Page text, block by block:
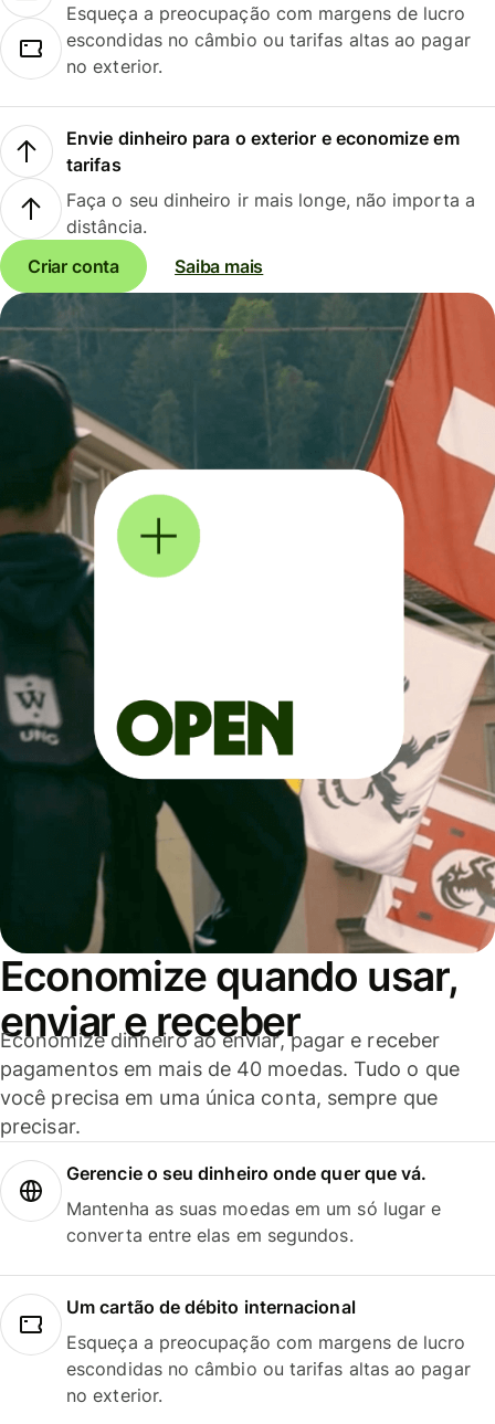
Esqueça a preocupação com margens de lucro
escondidas no câmbio ou tarifas altas ao pagar
no exterior.
Envie dinheiro para o exterior e economize em
tarifas
Faça o seu dinheiro ir mais longe, não importa a
distância.
Criar conta
Saiba mais
Economize quando usar,
enviar e receber
Economize dinheiro ao enviar, pagar e receber
pagamentos em mais de 40 moedas. Tudo o que
você precisa em uma única conta, sempre que
precisar.
Gerencie o seu dinheiro onde quer que vá.
Mantenha as suas moedas em um só lugar e
converta entre elas em segundos.
Um cartão de débito internacional
Esqueça a preocupação com margens de lucro
escondidas no câmbio ou tarifas altas ao pagar
no exterior.